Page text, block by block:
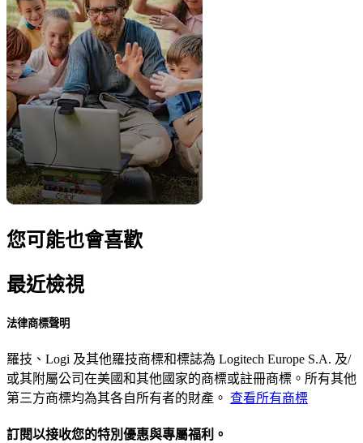
您可能也會喜歡
最近檢視
法律商標聲明
羅技、Logi 及其他羅技商標和標誌為 Logitech Europe S.A. 及/
或其附屬公司在美國和其他國家的商標或註冊商標。所有其他
第三方商標均為其各自所有者的財產。 查看所有商標
訂閱以接收您的特別優惠與專屬福利。